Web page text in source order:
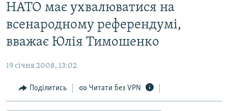
матеріалу
до
основної
Перейти
пошукуКУЛЬТУРА
СПОРТ
ДОНБАС.РЕАЛІЇ
КРИМ.РЕАЛІЇ
ТИ ЯК?
НАТО має ухвалюватися на
всенародному референдумі,
вважає Юлія Тимошенко
19 січня 2008, 13:02
Поділитись Читати без VPN